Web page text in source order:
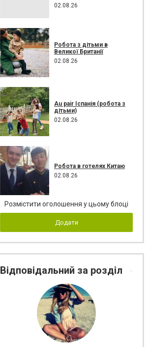
02.08.26
Робота з дітьми в
Великої Британії
02.08.26
Au pair Іспанія (робота з
дітьми)
02.08.26
Робота в готелях Китаю
02.08.26
Розмістити оголошення у цьому блоці
Додати
Відповідальний за розділ